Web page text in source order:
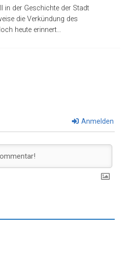
in der Geschichte der Stadt
die Verkündung des
heute erinnert…
Anmelden